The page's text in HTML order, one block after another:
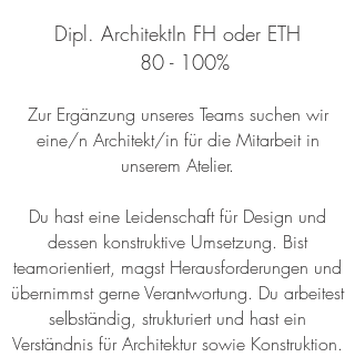
Dipl. ArchitektIn FH oder ETH
80 - 100%
Zur Ergänzung unseres Teams suchen wir
eine/n Architekt/in für die Mitarbeit in
unserem Atelier.
Du hast eine Leidenschaft für Design und
dessen konstruktive Umsetzung. Bist
teamorientiert, magst Herausforderungen und
übernimmst gerne Verantwortung. Du arbeitest
selbständig, strukturiert und hast ein
Verständnis für Architektur sowie Konstruktion.